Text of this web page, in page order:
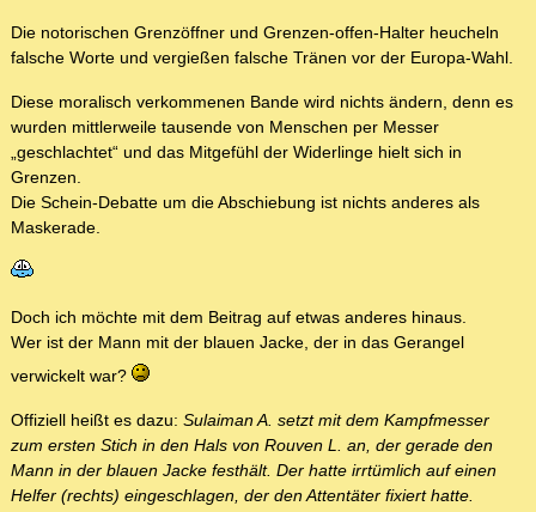
Die notorischen Grenzöffner und Grenzen-offen-Halter heucheln
falsche Worte und vergießen falsche Tränen vor der Europa-Wahl.
Diese moralisch verkommenen Bande wird nichts ändern, denn es
wurden mittlerweile tausende von Menschen per Messer
„geschlachtet“ und das Mitgefühl der Widerlinge hielt sich in
Grenzen.
Die Schein-Debatte um die Abschiebung ist nichts anderes als
Maskerade.
Doch ich möchte mit dem Beitrag auf etwas anderes hinaus.
Wer ist der Mann mit der blauen Jacke, der in das Gerangel
verwickelt war?
Offiziell heißt es dazu: Sulaiman A. setzt mit dem Kampfmesser
zum ersten Stich in den Hals von Rouven L. an, der gerade den
Mann in der blauen Jacke festhält. Der hatte irrtümlich auf einen
Helfer (rechts) eingeschlagen, der den Attentäter fixiert hatte.